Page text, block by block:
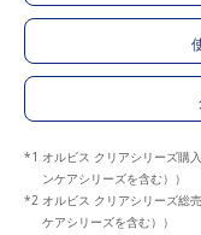
オルビス クリアシリーズ購
ンケアシリーズを含む））
オルビス クリアシリーズ総
ケアシリーズを含む））